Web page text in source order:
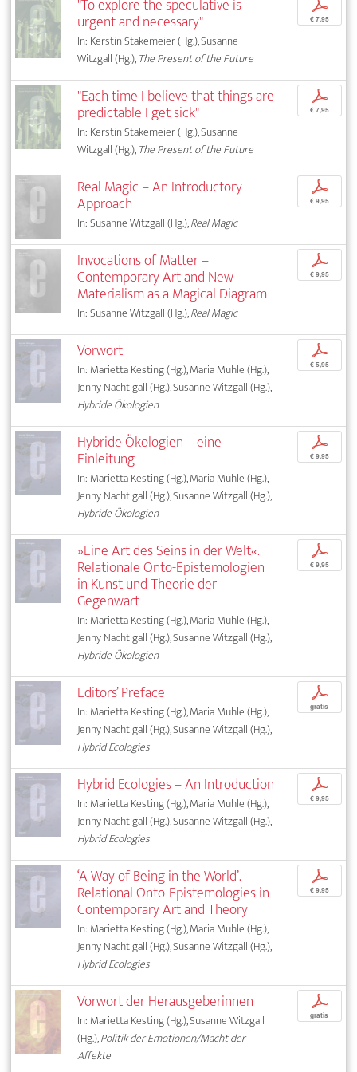
"To explore the speculative is
urgent and necessary"
In: Kerstin Stakemeier (Hg.), Susanne
Witzgall (Hg.),The Present of the Future
p
€ 7,95
"Each time I believe that things are
predictable I get sick"
In: Kerstin Stakemeier (Hg.), Susanne
Witzgall (Hg.),The Present of the Future
p
€ 7,95
Real Magic – An Introductory
Approach
In: Susanne Witzgall (Hg.),Real Magic
p
€ 9,95
Invocations of Matter –
Contemporary Art and New
Materialism as a Magical Diagram
In: Susanne Witzgall (Hg.),Real Magic
p
€ 9,95
Vorwort
In: Marietta Kesting (Hg.), Maria Muhle (Hg.),
Jenny Nachtigall (Hg.), Susanne Witzgall (Hg.),
Hybride Ökologien
p
€ 5,95
Hybride Ökologien – eine
Einleitung
In: Marietta Kesting (Hg.), Maria Muhle (Hg.),
Jenny Nachtigall (Hg.), Susanne Witzgall (Hg.),
Hybride Ökologien
p
€ 9,95
»Eine Art des Seins in der Welt«.
Relationale Onto-Epistemologien
in Kunst und Theorie der
Gegenwart
In: Marietta Kesting (Hg.), Maria Muhle (Hg.),
Jenny Nachtigall (Hg.), Susanne Witzgall (Hg.),
Hybride Ökologien
p
€ 9,95
Editors’ Preface
In: Marietta Kesting (Hg.), Maria Muhle (Hg.),
Jenny Nachtigall (Hg.), Susanne Witzgall (Hg.),
Hybrid Ecologies
p
gratis
Hybrid Ecologies – An Introduction
In: Marietta Kesting (Hg.), Maria Muhle (Hg.),
Jenny Nachtigall (Hg.), Susanne Witzgall (Hg.),
Hybrid Ecologies
p
€ 9,95
‘A Way of Being in the World’.
Relational Onto-Epistemologies in
Contemporary Art and Theory
In: Marietta Kesting (Hg.), Maria Muhle (Hg.),
Jenny Nachtigall (Hg.), Susanne Witzgall (Hg.),
Hybrid Ecologies
p
€ 9,95
Vorwort der Herausgeberinnen
In: Marietta Kesting (Hg.), Susanne Witzgall
(Hg.),Politik der Emotionen/Macht der
Affekte
p
gratis